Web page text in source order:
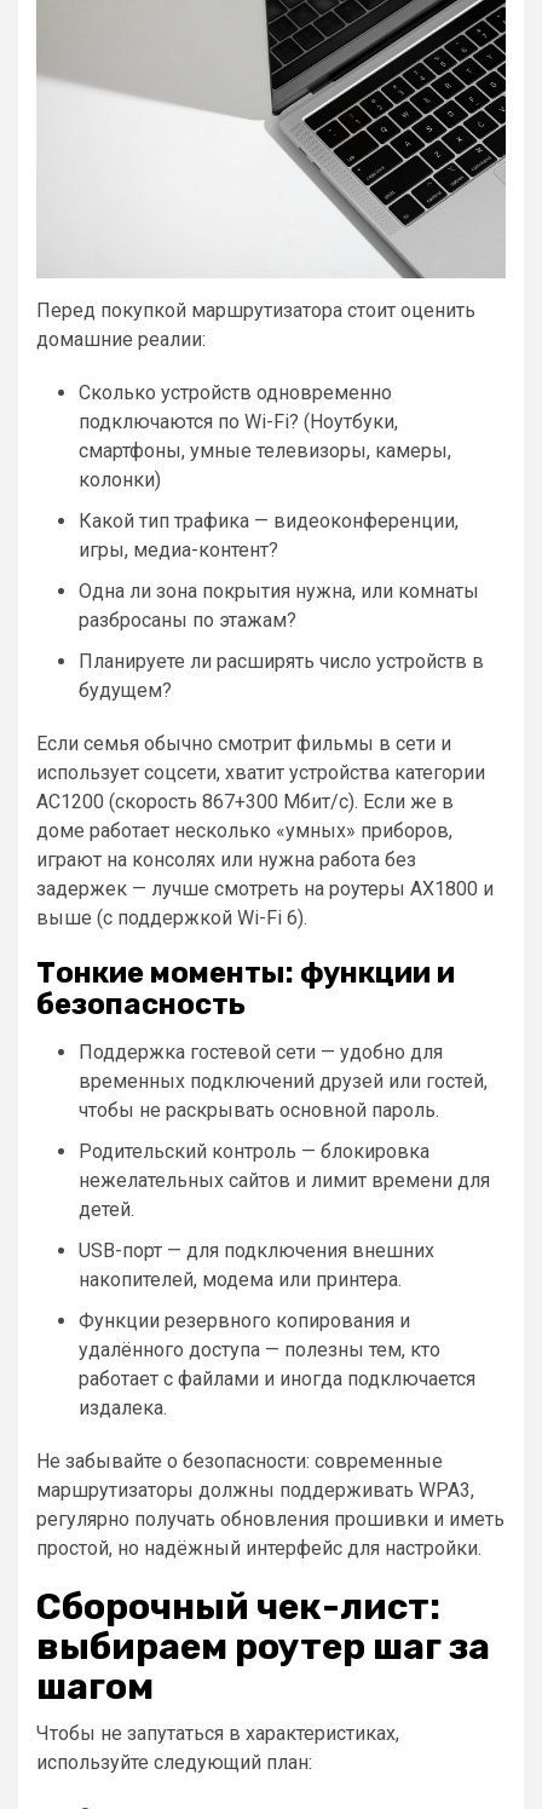
Перед покупкой маршрутизатора стоит оценить
домашние реалии:
Сколько устройств одновременно
подключаются по Wi-Fi? (Ноутбуки,
смартфоны, умные телевизоры, камеры,
колонки)
Какой тип трафика — видеоконференции,
игры, медиа-контент?
Одна ли зона покрытия нужна, или комнаты
разбросаны по этажам?
Планируете ли расширять число устройств в
будущем?
Если семья обычно смотрит фильмы в сети и
использует соцсети, хватит устройства категории
AC1200 (скорость 867+300 Мбит/с). Если же в
доме работает несколько «умных» приборов,
играют на консолях или нужна работа без
задержек — лучше смотреть на роутеры AX1800 и
выше (с поддержкой Wi-Fi 6).
Тонкие моменты: функции и
безопасность
Поддержка гостевой сети — удобно для
временных подключений друзей или гостей,
чтобы не раскрывать основной пароль.
Родительский контроль — блокировка
нежелательных сайтов и лимит времени для
детей.
USB-порт — для подключения внешних
накопителей, модема или принтера.
Функции резервного копирования и
удалённого доступа — полезны тем, кто
работает с файлами и иногда подключается
издалека.
Не забывайте о безопасности: современные
маршрутизаторы должны поддерживать WPA3,
регулярно получать обновления прошивки и иметь
простой, но надёжный интерфейс для настройки.
Сборочный чек-лист:
выбираем роутер шаг за
шагом
Чтобы не запутаться в характеристиках,
используйте следующий план: